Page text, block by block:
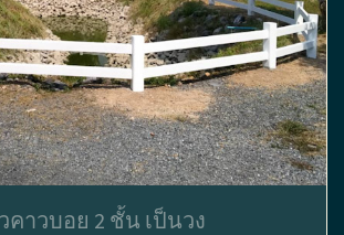
วคาวบอย 2 ชั้น เป็นวง